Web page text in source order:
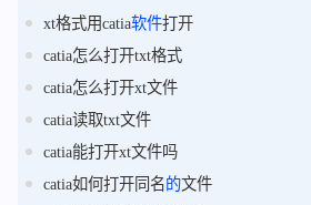
xt格式用catia软件打开
catia怎么打开txt格式
catia怎么打开xt文件
catia读取txt文件
catia能打开xt文件吗
catia如何打开同名的文件